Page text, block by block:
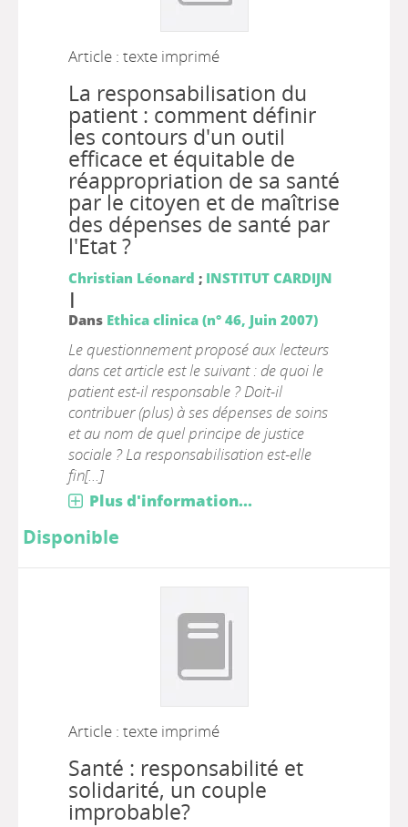
Article : texte imprimé
La responsabilisation du
patient : comment définir
les contours d'un outil
efficace et équitable de
réappropriation de sa santé
par le citoyen et de maîtrise
des dépenses de santé par
l'Etat ?
Christian Léonard ; INSTITUT CARDIJN
|
Dans Ethica clinica (n° 46, Juin 2007)
Le questionnement proposé aux lecteurs
dans cet article est le suivant : de quoi le
patient est-il responsable ? Doit-il
contribuer (plus) à ses dépenses de soins
et au nom de quel principe de justice
sociale ? La responsabilisation est-elle
fin[...]
Plus d'information...
Disponible
Article : texte imprimé
Santé : responsabilité et
solidarité, un couple
improbable?